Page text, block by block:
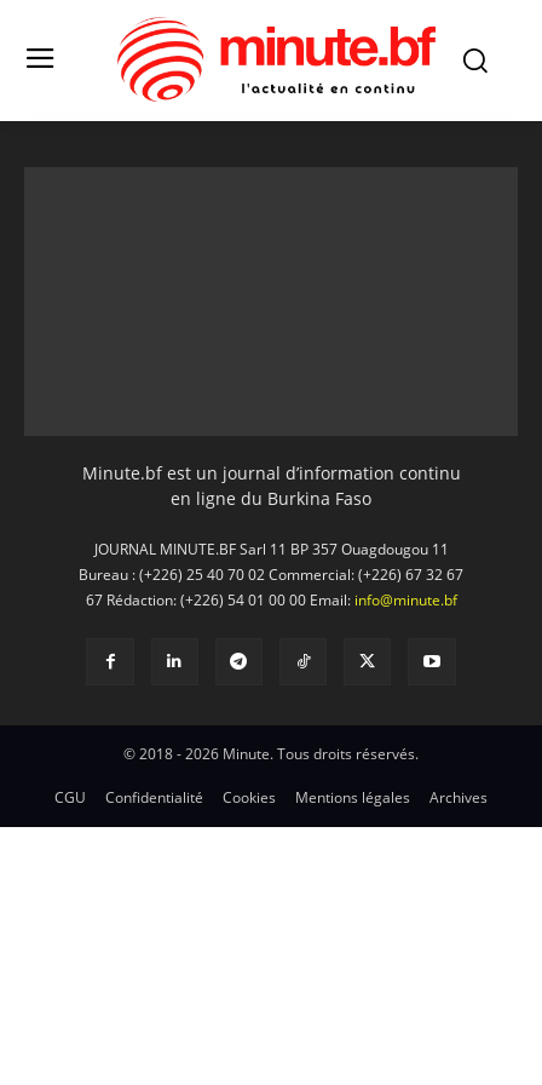
Minute.bf est un journal d’information continu
en ligne du Burkina Faso
JOURNAL MINUTE.BF Sarl 11 BP 357 Ouagdougou 11
Bureau : (+226) 25 40 70 02 Commercial: (+226) 67 32 67
67 Rédaction: (+226) 54 01 00 00 Email: info@minute.bf
© 2018 - 2026 Minute. Tous droits réservés.
CGU Confidentialité Cookies Mentions légales Archives